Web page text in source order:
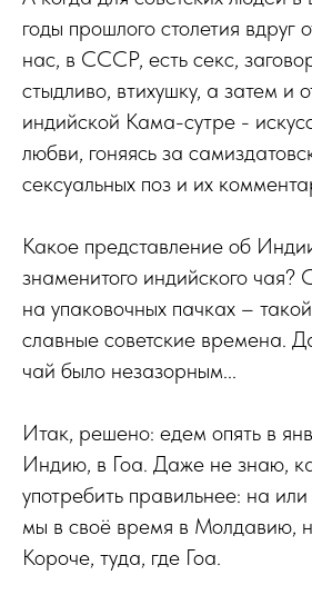
годы прошлого столетия вдруг
нас, в СССР, есть секс,
стыдливо, втихушку, а затем и
индийской Кама-сутре -
любви, гоняясь за
сексуальных поз и их
Какое представление об
знаменитого индийского чая?
на упаковочных пачках –
славные советские времена.
чай было незазорным...
Итак, решено: едем опять в
Индию, в Гоа. Даже не знаю,
употребить правильнее: на
мы в своё время в Молдавию,
Короче, туда, где Гоа.